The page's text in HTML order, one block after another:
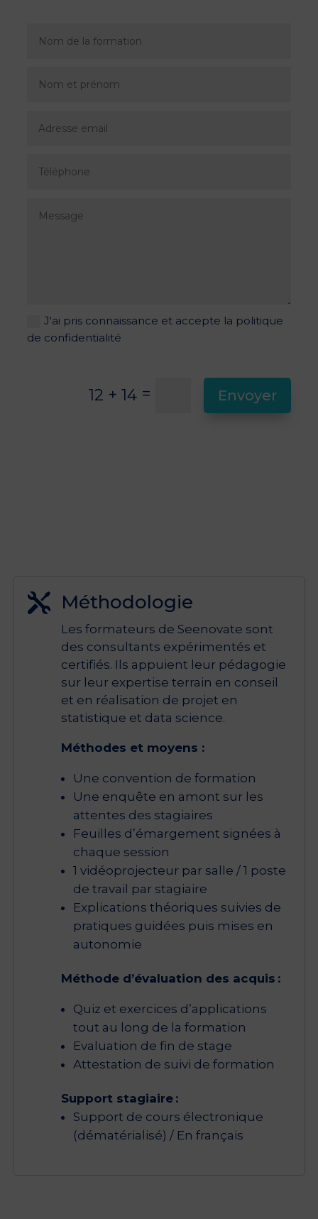
J'ai pris connaissance et accepte la politique
de confidentialité
12 + 14 = Envoyer
 Méthodologie
Les formateurs de Seenovate sont
des consultants expérimentés et
certifiés. Ils appuient leur pédagogie
sur leur expertise terrain en conseil
et en réalisation de projet en
statistique et data science.
Méthodes et moyens :
Une convention de formation
Une enquête en amont sur les
attentes des stagiaires
Feuilles d’émargement signées à
chaque session
1 vidéoprojecteur par salle / 1 poste
de travail par stagiaire
Explications théoriques suivies de
pratiques guidées puis mises en
autonomie
Méthode d’évaluation des acquis :
Quiz et exercices d’applications
tout au long de la formation
Evaluation de fin de stage
Attestation de suivi de formation
Support stagiaire :
Support de cours électronique
(dématérialisé) / En français